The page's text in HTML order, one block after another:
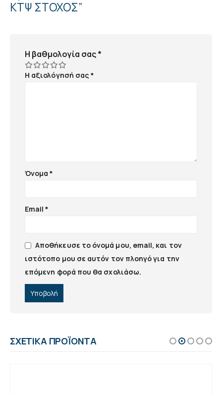
ΚΤΨ ΣΤΟΧΟΣ”
Η βαθμολογία σας*
Η αξιολόγησή σας*
Όνομα*
Email*
Αποθήκευσε το όνομά μου, email, και τον
ιστότοπο μου σε αυτόν τον πλοηγό για την
επόμενη φορά που θα σχολιάσω.
ΣΧΕΤΙΚΆ ΠΡΟΪΌΝΤΑ